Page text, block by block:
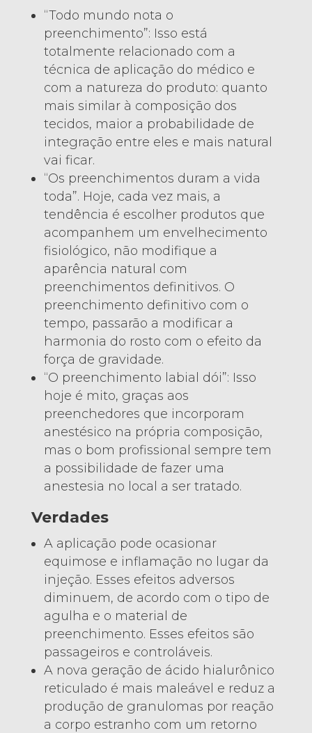
“Todo mundo nota o
preenchimento”: Isso está
totalmente relacionado com a
técnica de aplicação do médico e
com a natureza do produto: quanto
mais similar à composição dos
tecidos, maior a probabilidade de
integração entre eles e mais natural
vai ficar.
“Os preenchimentos duram a vida
toda”. Hoje, cada vez mais, a
tendência é escolher produtos que
acompanhem um envelhecimento
fisiológico, não modifique a
aparência natural com
preenchimentos definitivos. O
preenchimento definitivo com o
tempo, passarão a modificar a
harmonia do rosto com o efeito da
força de gravidade.
“O preenchimento labial dói”: Isso
hoje é mito, graças aos
preenchedores que incorporam
anestésico na própria composição,
mas o bom profissional sempre tem
a possibilidade de fazer uma
anestesia no local a ser tratado.
Verdades
A aplicação pode ocasionar
equimose e inflamação no lugar da
injeção. Esses efeitos adversos
diminuem, de acordo com o tipo de
agulha e o material de
preenchimento. Esses efeitos são
passageiros e controláveis.
A nova geração de ácido hialurônico
reticulado é mais maleável e reduz a
produção de granulomas por reação
a corpo estranho com um retorno